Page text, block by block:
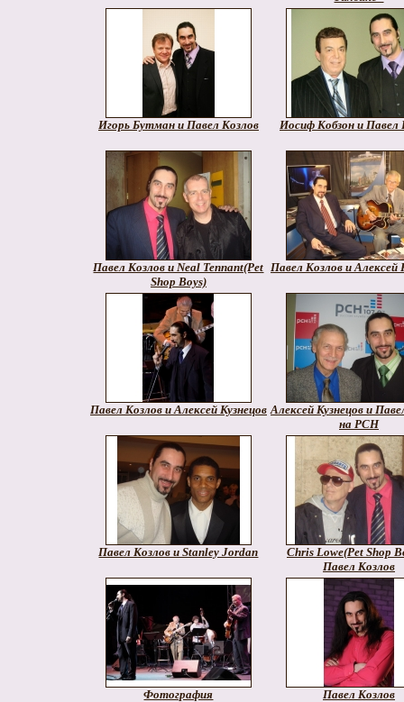
Игорь Бутман и Павел Козлов Иосиф Кобзон и Павел
Павел Козлов и Neal Tennant(Pet
Shop Boys)
Павел Козлов и Алексей
Павел Козлов и Алексей Кузнецов Алексей Кузнецов и
на РСН
Павел Козлов и Stanley Jordan
Chris Lowe(Pet Shop
Павел Козлов
Фотография Павел Козлов